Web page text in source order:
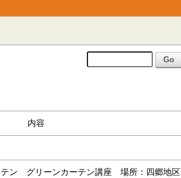
内容
テン グリーンカーテン講座 場所：四郷地区